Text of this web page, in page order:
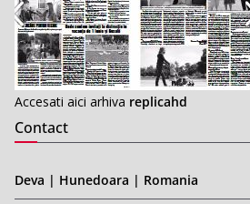
Accesati aici arhiva replicahd
Contact
Deva | Hunedoara | Romania